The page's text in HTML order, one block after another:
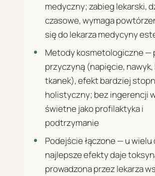
medyczny; zabieg lekarski,
czasowe, wymaga
się do lekarza medycyny
Metody kosmetologiczne —
przyczyną (napięcie,
tkanek), efekt bardziej
holistyczny; bez ingerencji
świetne jako profilaktyka i
podtrzymanie
Podejście łączone — u wielu
najlepsze efekty daje
prowadzona przez lekarza